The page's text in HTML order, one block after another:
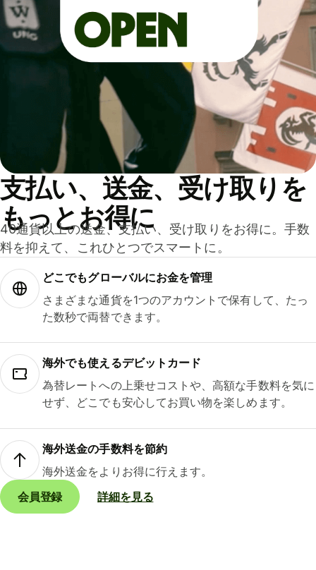
支払い、送金、受け取りを
もっとお得に
40通貨以上の送金、支払い、受け取りをお得に。手数
料を抑えて、これひとつでスマートに。
どこでもグ⁠ロ⁠ー⁠バ⁠ルにお金を管理
さまざまな通貨を1つのアカウントで保有して、たっ
た数秒で両替できます。
海外でも使えるデビットカード
為替レートへの上乗せコストや、高額な手数料を気に
せず、どこでも安心してお買い物を楽しめます。
海外送金の手数料を節約
海外送金をよりお得に行えます。
会員登録
詳細を見る